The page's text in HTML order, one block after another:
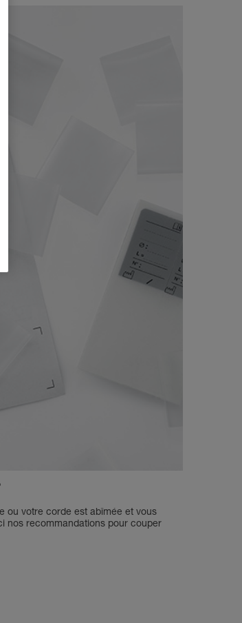
ou votre corde est abîmée et vous
nos recommandations pour couper